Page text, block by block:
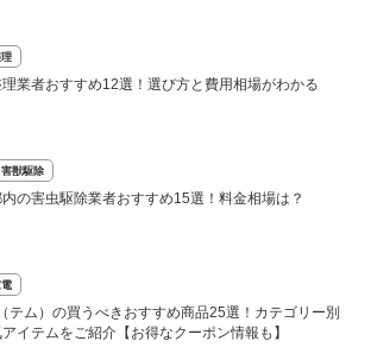
業者おすすめ12選！選び方と費用相場がわかる
獣駆除
の害虫駆除業者おすすめ15選！料金相場は？
テム）の買うべきおすすめ商品25選！カテゴリー別
イテムをご紹介【お得なクーポン情報も】